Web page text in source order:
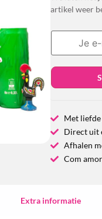
artikel weer
Met liefde
Direct uit
Afhalen
Com
Extra informatie